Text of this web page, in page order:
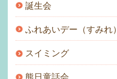
誕生会
ふれあいデー（すみれ）
スイミング